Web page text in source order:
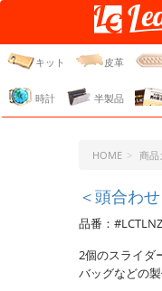
レザー
ジェーピ
キット 皮革
時計 半製品
HOME 商品
＜頭合わ
品番：
2個のスライダ
バッグなどの